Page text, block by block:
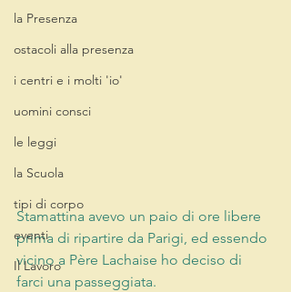
la Presenza
ostacoli alla presenza
i centri e i molti 'io'
uomini consci
le leggi
la Scuola
tipi di corpo
eventi
Il Lavoro
Stamattina avevo un paio di ore libere
prima di ripartire da Parigi, ed essendo
vicino a Père Lachaise ho deciso di
farci una passeggiata.